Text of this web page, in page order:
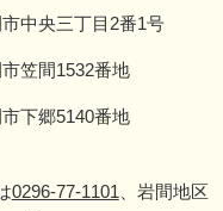
中央三丁目2番1号
笠間1532番地
下郷5140番地
0296-77-1101 、岩間地区